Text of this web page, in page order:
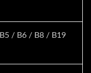
/ B6 / B8 / B19